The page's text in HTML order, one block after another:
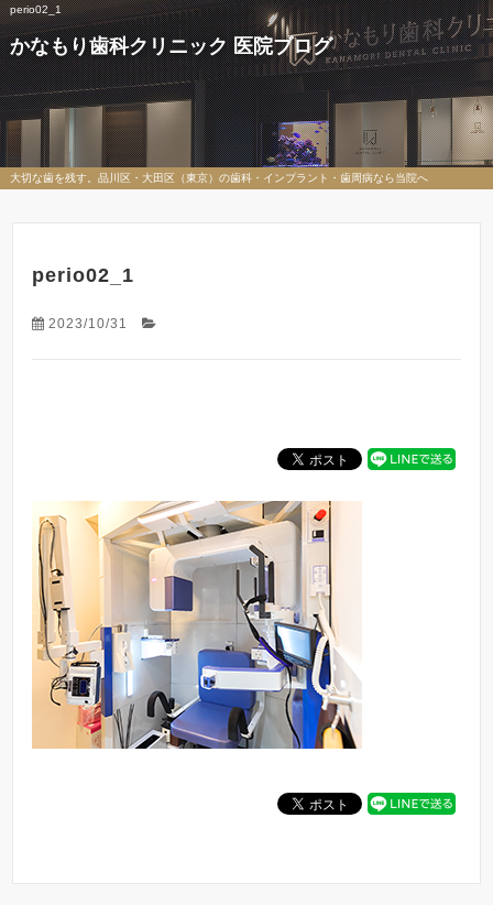
perio02_1
かなもり歯科クリニック 医院ブログ
大切な歯を残す。品川区・大田区（東京）の歯科・インプラント・歯周病なら当院へ
perio02_1
2023/10/31